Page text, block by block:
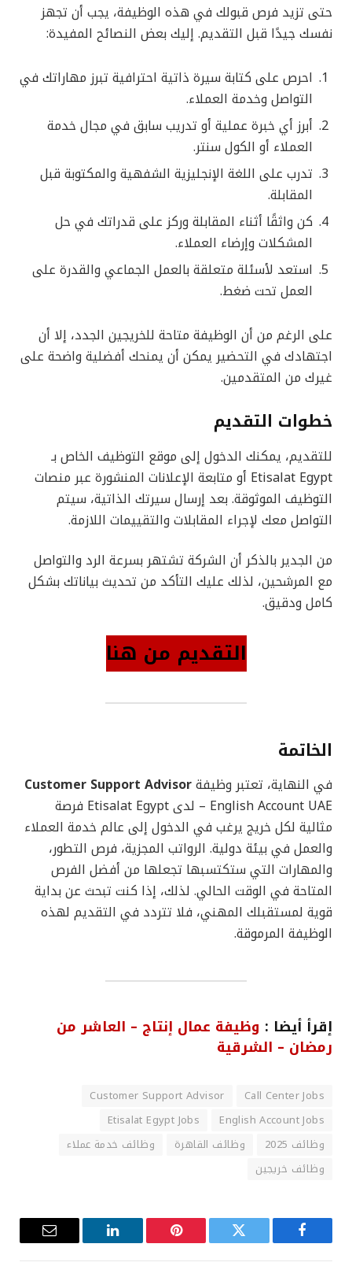
حتى تزيد فرص قبولك في هذه الوظيفة، يجب أن تجهز
نفسك جيدًا قبل التقديم. إليك بعض النصائح المفيدة:
احرص على كتابة سيرة ذاتية احترافية تبرز مهاراتك في
التواصل وخدمة العملاء.
أبرز أي خبرة عملية أو تدريب سابق في مجال خدمة
العملاء أو الكول سنتر.
تدرب على اللغة الإنجليزية الشفهية والمكتوبة قبل
المقابلة.
كن واثقًا أثناء المقابلة وركز على قدراتك في حل
المشكلات وإرضاء العملاء.
استعد لأسئلة متعلقة بالعمل الجماعي والقدرة على
العمل تحت ضغط.
على الرغم من أن الوظيفة متاحة للخريجين الجدد، إلا أن
اجتهادك في التحضير يمكن أن يمنحك أفضلية واضحة على
غيرك من المتقدمين.
خطوات التقديم
للتقديم، يمكنك الدخول إلى موقع التوظيف الخاص بـ
Etisalat Egypt أو متابعة الإعلانات المنشورة عبر منصات
التوظيف الموثوقة. بعد إرسال سيرتك الذاتية، سيتم
التواصل معك لإجراء المقابلات والتقييمات اللازمة.
من الجدير بالذكر أن الشركة تشتهر بسرعة الرد والتواصل
مع المرشحين، لذلك عليك التأكد من تحديث بياناتك بشكل
كامل ودقيق.
التقديم من هنا
الخاتمة
في النهاية، تعتبر وظيفةCustomer Support Advisor
– English Account UAE لدى Etisalat Egypt فرصة
مثالية لكل خريج يرغب في الدخول إلى عالم خدمة العملاء
والعمل في بيئة دولية. الرواتب المجزية، فرص التطور،
والمهارات التي ستكتسبها تجعلها من أفضل الفرص
المتاحة في الوقت الحالي. لذلك، إذا كنت تبحث عن بداية
قوية لمستقبلك المهني، فلا تتردد في التقديم لهذه
الوظيفة المرموقة.
إقرأ أيضا : وظيفة عمال إنتاج – العاشر من
رمضان – الشرقية
Call Center Jobs
Customer Support Advisor
English Account Jobs
Etisalat Egypt Jobs
وظائف 2025
وظائف القاهرة
وظائف خدمة عملاء
وظائف خريجين
فيسبوك تويتر بينتيريست لينكدإن
البريد